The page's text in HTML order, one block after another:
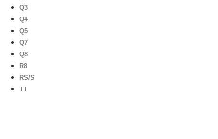
Q3
Q4
Q5
Q7
Q8
R8
RS/S
TT